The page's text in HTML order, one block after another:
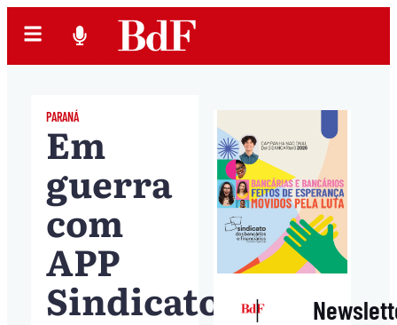
PARANÁ
Em
guerra
com
APP
Sindicato, |